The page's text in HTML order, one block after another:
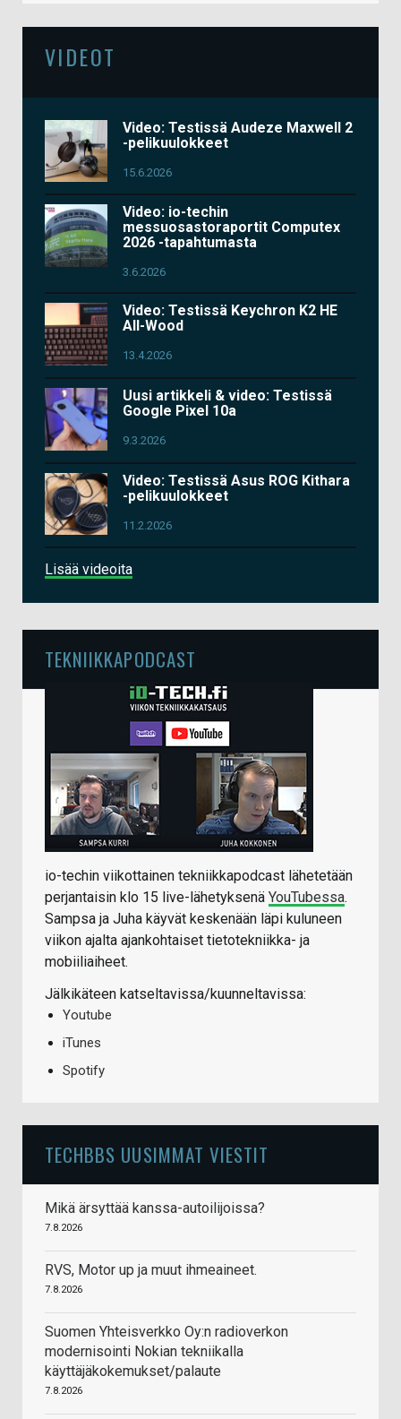
VIDEOT
Video: Testissä Audeze Maxwell 2
-pelikuulokkeet
15.6.2026
Video: io-techin
messuosastoraportit Computex
2026 -tapahtumasta
3.6.2026
Video: Testissä Keychron K2 HE
All-Wood
13.4.2026
Uusi artikkeli & video: Testissä
Google Pixel 10a
9.3.2026
Video: Testissä Asus ROG Kithara
-pelikuulokkeet
11.2.2026
Lisää videoita
TEKNIIKKAPODCAST
io-techin viikottainen tekniikkapodcast lähetetään
perjantaisin klo 15 live-lähetyksenä YouTubessa.
Sampsa ja Juha käyvät keskenään läpi kuluneen
viikon ajalta ajankohtaiset tietotekniikka- ja
mobiiliaiheet.
Jälkikäteen katseltavissa/kuunneltavissa:
Youtube
iTunes
Spotify
TECHBBS UUSIMMAT VIESTIT
Mikä ärsyttää kanssa-autoilijoissa?
7.8.2026
RVS, Motor up ja muut ihmeaineet.
7.8.2026
Suomen Yhteisverkko Oy:n radioverkon
modernisointi Nokian tekniikalla
käyttäjäkokemukset/palaute
7.8.2026